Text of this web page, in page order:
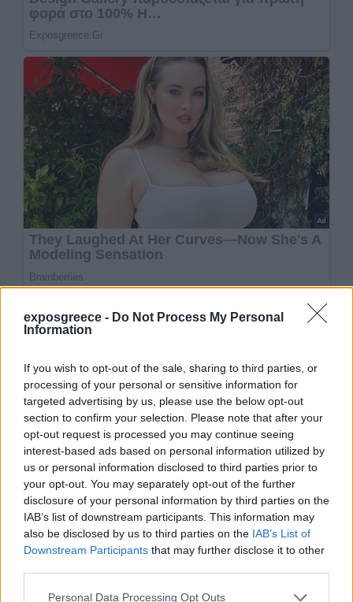
exposgreece - Do Not Process My Personal
Information
If you wish to opt-out of the sale, sharing to third parties, or
processing of your personal or sensitive information for
targeted advertising by us, please use the below opt-out
section to confirm your selection. Please note that after your
opt-out request is processed you may continue seeing
interest-based ads based on personal information utilized by
us or personal information disclosed to third parties prior to
your opt-out. You may separately opt-out of the further
disclosure of your personal information by third parties on the
IAB’s list of downstream participants. This information may
also be disclosed by us to third parties on the IAB’s List of
Downstream Participants that may further disclose it to other
Personal Data Processing Opt Outs